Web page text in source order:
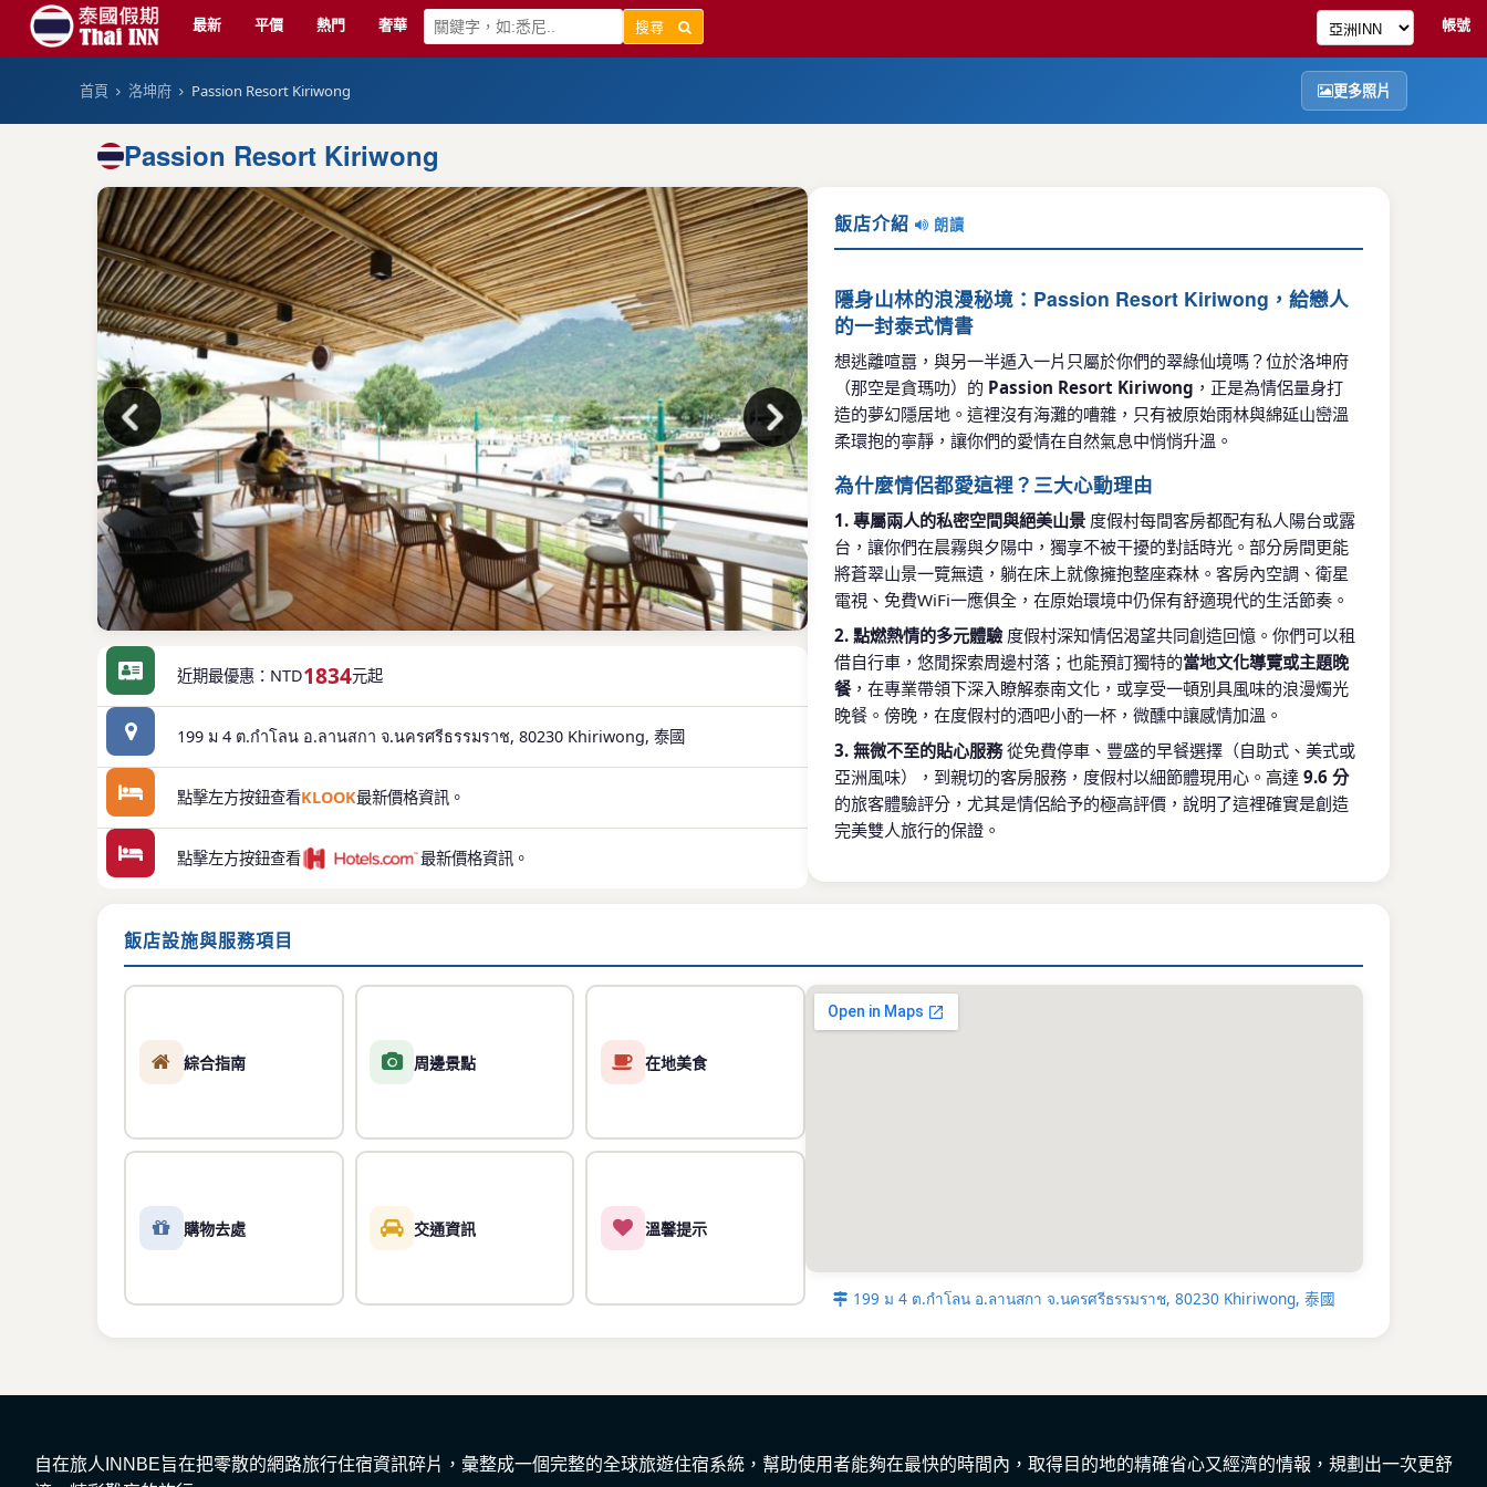
最新 平價 熱門 奢華 搜尋 帳號
首頁 洛坤府 Passion Resort Kiriwong 更多照片
Passion Resort Kiriwong
近期最優惠：NTD1834元起
199 ม 4 ต.กำโลน อ.ลานสกา จ.นครศรีธรรมราช, 80230 Khiriwong, 泰國
點擊左方按鈕查看KLOOK最新價格資訊。
點擊左方按鈕查看 最新價格資訊。
飯店介紹 朗讀
隱身山林的浪漫秘境：Passion Resort Kiriwong，給戀人
的一封泰式情書
想逃離喧囂，與另一半遁入一片只屬於你們的翠綠仙境嗎？位於洛坤府
（那空是貪瑪叻）的 Passion Resort Kiriwong ，正是為情侶量身打
造的夢幻隱居地。這裡沒有海灘的嘈雜，只有被原始雨林與綿延山巒溫
柔環抱的寧靜，讓你們的愛情在自然氣息中悄悄升溫。
為什麼情侶都愛這裡？三大心動理由
1. 專屬兩人的私密空間與絕美山景 度假村每間客房都配有私人陽台或露
台，讓你們在晨霧與夕陽中，獨享不被干擾的對話時光。部分房間更能
將蒼翠山景一覽無遺，躺在床上就像擁抱整座森林。客房內空調、衛星
電視、免費WiFi一應俱全，在原始環境中仍保有舒適現代的生活節奏。
2. 點燃熱情的多元體驗度假村深知情侶渴望共同創造回憶。你們可以租
借自行車，悠閒探索周邊村落；也能預訂獨特的當地文化導覽或主題晚
餐，在專業帶領下深入瞭解泰南文化，或享受一頓別具風味的浪漫燭光
晚餐。傍晚，在度假村的酒吧小酌一杯，微醺中讓感情加溫。
3. 無微不至的貼心服務從免費停車、豐盛的早餐選擇（自助式、美式或
亞洲風味），到親切的客房服務，度假村以細節體現用心。高達9.6 分
的旅客體驗評分，尤其是情侶給予的極高評價，說明了這裡確實是創造
完美雙人旅行的保證。
基里翁村生態之旅：從度假村出發即可輕鬆體驗。漫步於被譽為
「泰國最乾淨村莊」的傳統社區，參觀橡膠園、果園，感受純樸的
鄉村生活與友善的村民。
色蓮海之中，水鳥相伴，如詩如畫，是攝影與靜心對話的絕佳地
點。
食，如「哥拋雞飯」（Khao Mok Gai）和各種海鮮佳餚，用味蕾記
Passion Resort Kiriwong 不僅是一間住宿，更是一個讓愛情沉浸於自
飯店設施與服務項目
綜合指南 周邊景點 在地美食
購物去處 交通資訊 溫馨提示
199 ม 4 ต.กำโลน อ.ลานสกา จ.นครศรีธรรมราช, 80230 Khiriwong, 泰國
自在旅人INNBE旨在把零散的網路旅行住宿資訊碎片，彙整成一個完整的全球旅遊住宿系統，幫助使用者能夠在最快的時間內，取得目的地的精確省心又經濟的情報，規劃出一次更舒